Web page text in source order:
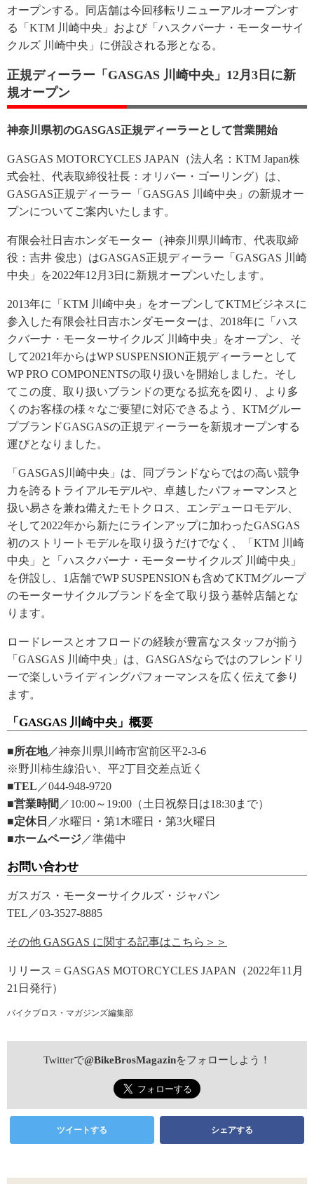
オープンする。同店舗は今回移転リニューアルオープンす
る「KTM 川崎中央」および「ハスクバーナ・モーターサイ
クルズ 川崎中央」に併設される形となる。
正規ディーラー「GASGAS 川崎中央」12月3日に新
規オープン
神奈川県初のGASGAS正規ディーラーとして営業開始
GASGAS MOTORCYCLES JAPAN（法人名：KTM Japan株
式会社、代表取締役社長：オリバー・ゴーリング）は、
GASGAS正規ディーラー「GASGAS 川崎中央」の新規オー
プンについてご案内いたします。
有限会社日吉ホンダモーター（神奈川県川崎市、代表取締
役：吉井 俊忠）はGASGAS正規ディーラー「GASGAS 川崎
中央」を2022年12月3日に新規オープンいたします。
2013年に「KTM 川崎中央」をオープンしてKTMビジネスに
参入した有限会社日吉ホンダモーターは、2018年に「ハス
クバーナ・モーターサイクルズ 川崎中央」をオープン、そ
して2021年からはWP SUSPENSION正規ディーラーとして
WP PRO COMPONENTSの取り扱いを開始しました。そし
てこの度、取り扱いブランドの更なる拡充を図り、より多
くのお客様の様々なご要望に対応できるよう、KTMグルー
プブランドGASGASの正規ディーラーを新規オープンする
運びとなりました。
「GASGAS川崎中央」は、同ブランドならではの高い競争
力を誇るトライアルモデルや、卓越したパフォーマンスと
扱い易さを兼ね備えたモトクロス、エンデューロモデル、
そして2022年から新たにラインアップに加わったGASGAS
初のストリートモデルを取り扱うだけでなく、「KTM 川崎
中央」と「ハスクバーナ・モーターサイクルズ 川崎中央」
を併設し、1店舗でWP SUSPENSIONも含めてKTMグループ
のモーターサイクルブランドを全て取り扱う基幹店舗とな
ります。
ロードレースとオフロードの経験が豊富なスタッフが揃う
「GASGAS 川崎中央」は、GASGASならではのフレンドリ
ーで楽しいライディングパフォーマンスを広く伝えて参り
ます。
「GASGAS 川崎中央」概要
■所在地／神奈川県川崎市宮前区平2-3-6
※野川柿生線沿い、平2丁目交差点近く
■TEL ／044-948-9720
■営業時間 ／10:00～19:00（土日祝祭日は18:30まで）
■定休日 ／水曜日・第1木曜日・第3火曜日
■ホームページ ／準備中
お問い合わせ
ガスガス・モーターサイクルズ・ジャパン
TEL／03-3527-8885
その他 GASGAS に関する記事はこちら＞＞
リリース = GASGAS MOTORCYCLES JAPAN（2022年11月
21日発行）
バイクブロス・マガジンズ編集部
Twitterで@BikeBrosMagazinをフォローしよう！
ツイートする シェアする